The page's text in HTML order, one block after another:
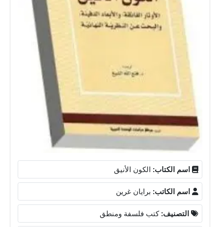
اسم الكتاب: الكون الأنيق
اسم الكاتب: برايان غرين
التصنيف: كتب فلسفة ومنطق